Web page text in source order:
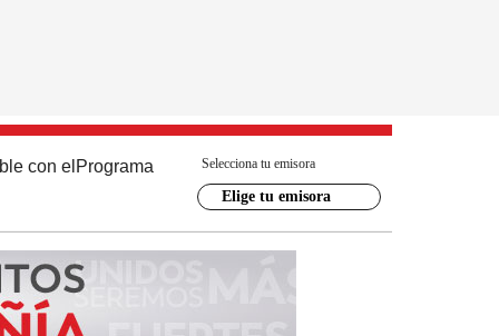
con el Programa Selecciona tu emisora
Elige tu emisora